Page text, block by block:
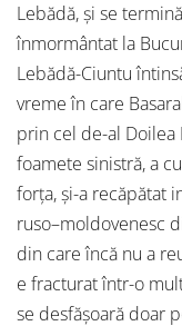
Lebădă, și se
înmormântat la
Lebădă-Ciuntu
vreme în care
prin cel de-al Doilea
foamete sinistră, a
forța, și-a recăpătat
ruso–moldovenesc
din care încă nu a
e fracturat într-o
se desfășoară doar